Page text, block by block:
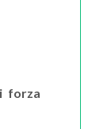
forza